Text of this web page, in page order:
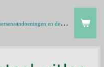
A
lles over hersenletsel, hersenaandoeningen en de hersenen in gewone taal